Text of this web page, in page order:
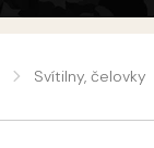
Svítilny, čelovky